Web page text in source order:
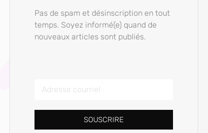
Pas de spam et désinscription en tout
temps. Soyez informé(e) quand de
nouveaux articles sont publiés.
SOUSCRIRE